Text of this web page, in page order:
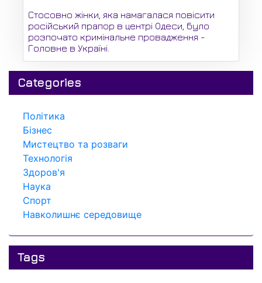
Стосовно жінки, яка намагалася повісити
російський прапор в центрі Одеси, було
розпочато кримінальне провадження -
Головне в Україні.
Categories
Політика
Бізнес
Мистецтво та розваги
Технологія
Здоров'я
Наука
Спорт
Навколишнє середовище
Tags